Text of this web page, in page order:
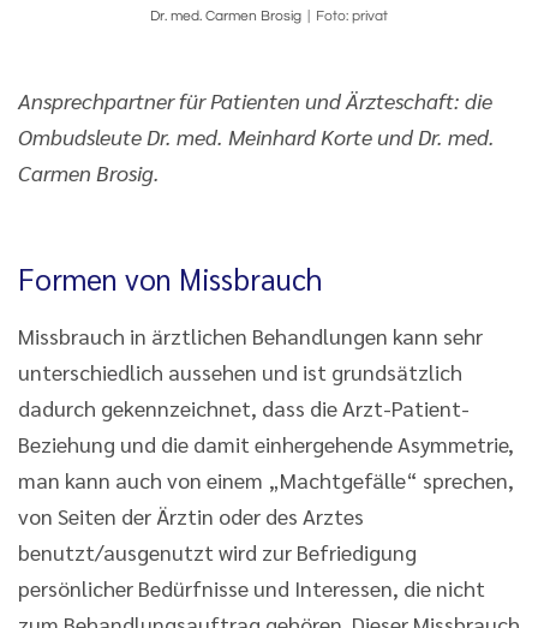
Dr. med. Carmen Brosig Foto: privat
Ansprechpartner für Patienten und Ärzteschaft: die
Ombudsleute Dr. med. Meinhard Korte und Dr. med.
Carmen Brosig.
Formen von Missbrauch
Missbrauch in ärztlichen Behandlungen kann sehr
unterschiedlich aussehen und ist grundsätzlich
dadurch gekennzeichnet, dass die Arzt-Patient-
Beziehung und die damit einhergehende Asymmetrie,
man kann auch von einem „Machtgefälle“ sprechen,
von Seiten der Ärztin oder des Arztes
benutzt/ausgenutzt wird zur Befriedigung
persönlicher Bedürfnisse und Interessen, die nicht